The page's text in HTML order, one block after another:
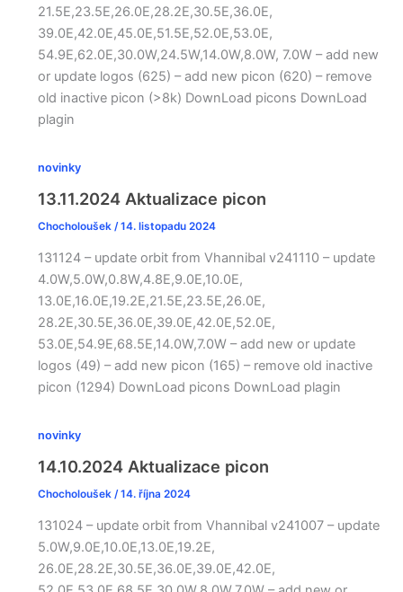
21.5E,23.5E,26.0E,28.2E,30.5E,36.0E,
39.0E,42.0E,45.0E,51.5E,52.0E,53.0E,
54.9E,62.0E,30.0W,24.5W,14.0W,8.0W, 7.0W – add new
or update logos (625) – add new picon (620) – remove
old inactive picon (>8k) DownLoad picons DownLoad
plagin
novinky
13.11.2024 Aktualizace picon
Chocholoušek /14. listopadu 2024
131124 – update orbit from Vhannibal v241110 – update
4.0W,5.0W,0.8W,4.8E,9.0E,10.0E,
13.0E,16.0E,19.2E,21.5E,23.5E,26.0E,
28.2E,30.5E,36.0E,39.0E,42.0E,52.0E,
53.0E,54.9E,68.5E,14.0W,7.0W – add new or update
logos (49) – add new picon (165) – remove old inactive
picon (1294) DownLoad picons DownLoad plagin
novinky
14.10.2024 Aktualizace picon
Chocholoušek /14. října 2024
131024 – update orbit from Vhannibal v241007 – update
5.0W,9.0E,10.0E,13.0E,19.2E,
26.0E,28.2E,30.5E,36.0E,39.0E,42.0E,